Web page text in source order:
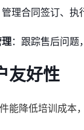
管理合同签订、执
：跟踪售后问题
友好性
能降低培训成本